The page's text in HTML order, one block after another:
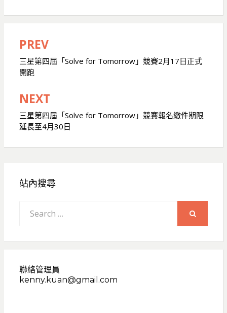
文
章
導
覽
PREV
三星第四屆「Solve for Tomorrow」競賽2月17日正式
開跑
NEXT
三星第四屆「Solve for Tomorrow」競賽報名繳件期限
延長至4月30日
站內搜尋
for:
聯絡管理員
kenny.kuan@gmail.com